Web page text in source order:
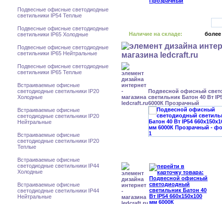
Подвесные офисные светодиодные
светильники IP54 Теплые
Подвесные офисные светодиодные
светильники IP65 Холодные
Подвесные офисные светодиодные
светильники IP65 Нейтральные
Подвесные офисные светодиодные
светильники IP65 Теплые
Встраиваемые офисные
светодиодные светильники IP20
Холодные
Встраиваемые офисные
светодиодные светильники IP20
Нейтральные
Встраиваемые офисные
светодиодные светильники IP20
Теплые
Встраиваемые офисные
светодиодные светильники IP44
Холодные
Встраиваемые офисные
светодиодные светильники IP44
Нейтральные
Наличие на складе: более
Подвесной офисный
светильник Батон 40 Вт
6000К Прозрачный